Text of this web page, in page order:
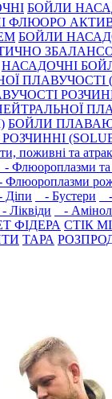
БОЙЛИ
ФЛЮОРО
БОЙЛИ
НАСАДОЧНІ
ПЛАВУЧОСТI
БОЙЛИ
поживні та
- Флюороплазми
Флюороплазми
Дiпи - Бустери -
- Лiквiди -
ФІДЕРА СТIК
ТАРА